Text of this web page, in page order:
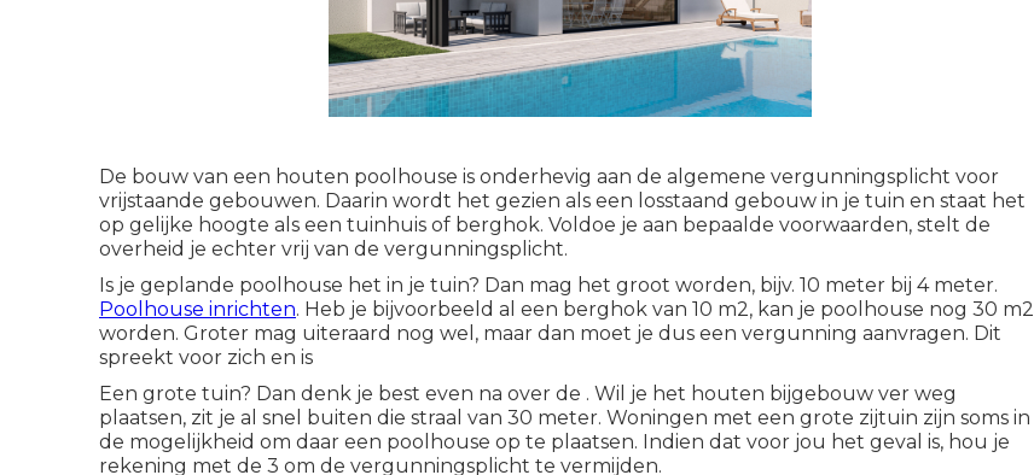
De bouw van een houten poolhouse is onderhevig aan de algemene vergunningsplicht voor
vrijstaande gebouwen. Daarin wordt het gezien als een losstaand gebouw in je tuin en staat het
op gelijke hoogte als een tuinhuis of berghok. Voldoe je aan bepaalde voorwaarden, stelt de
overheid je echter vrij van de vergunningsplicht.
Is je geplande poolhouse het in je tuin? Dan mag het groot worden, bijv. 10 meter bij 4 meter.
Poolhouse inrichten. Heb je bijvoorbeeld al een berghok van 10 m2, kan je poolhouse nog 30 m2
worden. Groter mag uiteraard nog wel, maar dan moet je dus een vergunning aanvragen. Dit
spreekt voor zich en is
Een grote tuin? Dan denk je best even na over de . Wil je het houten bijgebouw ver weg
plaatsen, zit je al snel buiten die straal van 30 meter. Woningen met een grote zijtuin zijn soms in
de mogelijkheid om daar een poolhouse op te plaatsen. Indien dat voor jou het geval is, hou je
rekening met de 3 om de vergunningsplicht te vermijden.